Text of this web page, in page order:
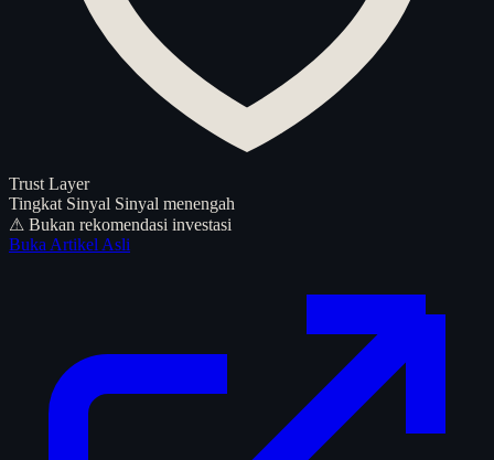
Trust Layer
Tingkat Sinyal Sinyal menengah
⚠ Bukan rekomendasi investasi
Buka Artikel Asli